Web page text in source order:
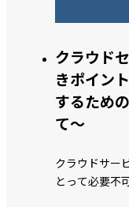
クラウド
きポイン
するため
て～
クラウドサー
とって必要不